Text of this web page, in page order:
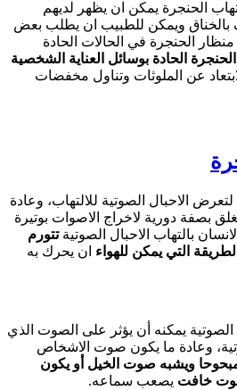
الحنجرة يمكن ان يظهر لديهم
ويمكن للطبيب ان يطلب بعض
الحنجرة في الحالات الحادة
الحادة بوسائل العناية الشخصية
عن الملوثات وتناول مخفضات
الاحبال الصوتية للالتهاب، وعادة
بصفة دورية لاخراج الاصوات بوتيرة
بالتهاب الاحبال الصوتيةتتورم
التي يمكن للهواء ان يحرك به
الصوتية يمكنه أن يؤثر على الصوت الذي
وعادة ما يكون صوت الاشخاص
ويشبه صوت الخيل أو يكون
خافت يصعب سماعه.